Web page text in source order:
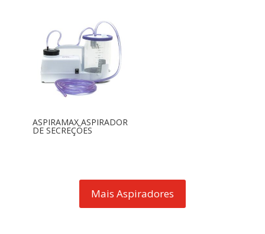
ASPIRAMAX ASPIRADOR
DE SECREÇÕES
Mais Aspiradores